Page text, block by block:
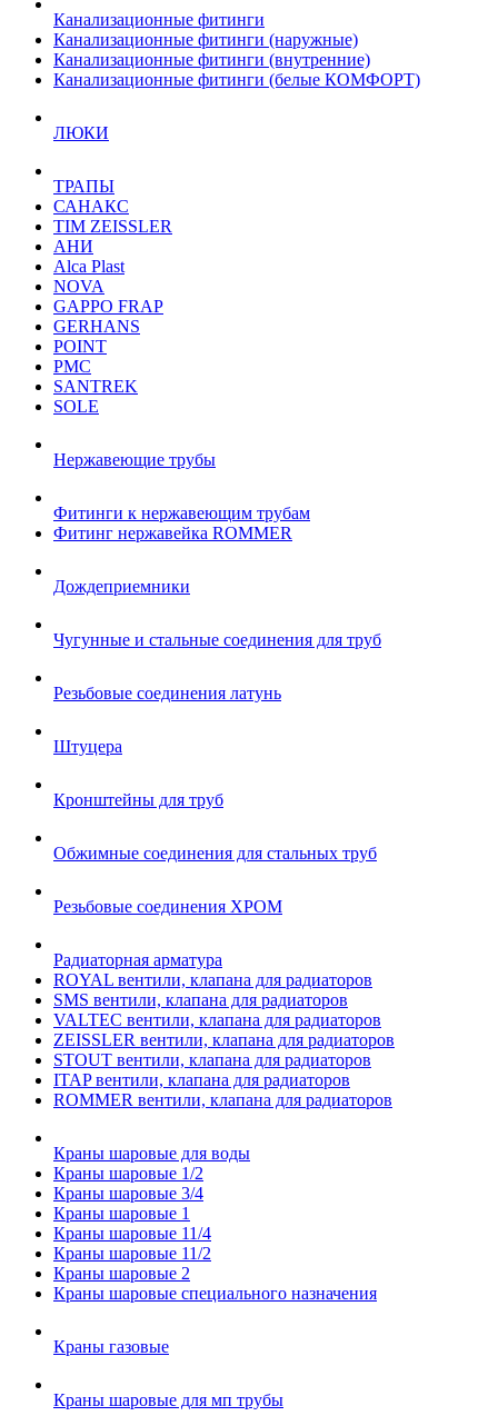
Канализационные фитинги
Канализационные фитинги (наружные)
Канализационные фитинги (внутренние)
Канализационные фитинги (белые КОМФОРТ)
ЛЮКИ
ТРАПЫ
САНАКС
TIM ZEISSLER
АНИ
Alca Plast
NOVA
GAPPO FRAP
GERHANS
POINT
РМС
SANTREK
SOLE
Нержавеющие трубы
Фитинги к нержавеющим трубам
Фитинг нержавейка ROMMER
Дождеприемники
Чугунные и стальные соединения для труб
Резьбовые соединения латунь
Штуцера
Кронштейны для труб
Обжимные соединения для стальных труб
Резьбовые соединения ХРОМ
Радиаторная арматура
ROYAL вентили, клапана для радиаторов
SMS вентили, клапана для радиаторов
VALTEC вентили, клапана для радиаторов
ZEISSLER вентили, клапана для радиаторов
STOUT вентили, клапана для радиаторов
ITAP вентили, клапана для радиаторов
ROMMER вентили, клапана для радиаторов
Краны шаровые для воды
Краны шаровые 1/2
Краны шаровые 3/4
Краны шаровые 1
Краны шаровые 11/4
Краны шаровые 11/2
Краны шаровые 2
Краны шаровые специального назначения
Краны газовые
Краны шаровые для мп трубы